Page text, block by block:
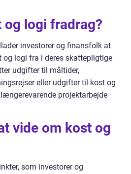
og logi fradrag?
investorer og finansfolk at
logi fra i deres skattepligtige
udgifter til måltider,
eller udgifter til kost og
projektarbejde
vide om kost og
som investorer og